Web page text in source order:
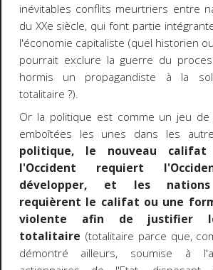
inévitables conflits meurtriers entre
du XXe siècle, qui font partie
l'économie capitaliste (quel historien
pourrait exclure la guerre du
hormis un propagandiste à la
totalitaire ?).
Or la politique est comme un jeu
emboîtées les unes dans les
politique, le nouveau
l'Occident requiert
développer, et les nations
requièrent le califat ou une
violente afin de justifier
totalitaire (totalitaire parce que,
démontré ailleurs, soumise à